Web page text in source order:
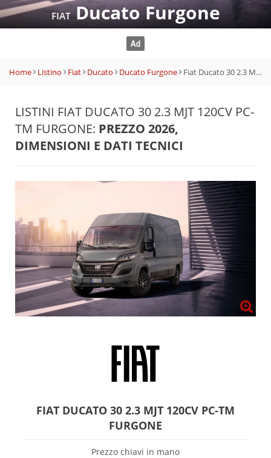
FIATDucato Furgone
Home Listino Fiat Ducato Ducato Furgone Fiat Ducato 30 2.3 MJT 120CV PC-TM Furgone
LISTINI FIAT DUCATO 30 2.3 MJT 120CV PC-
TM FURGONE: PREZZO 2026,
DIMENSIONI E DATI TECNICI
FIAT DUCATO 30 2.3 MJT 120CV PC-TM
FURGONE
Prezzo chiavi in mano